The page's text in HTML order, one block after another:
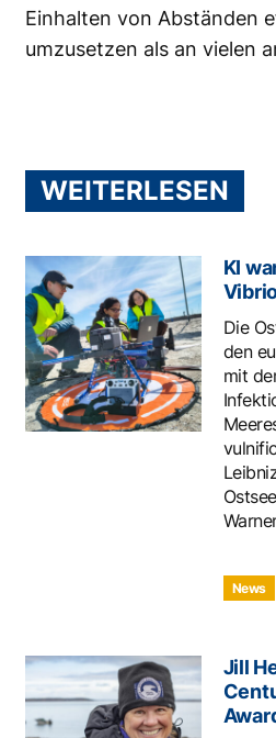
Einhalten von Abständen
umzusetzen als an vielen
WEITERLESEN
KI
Die
den
mit
News
Jill